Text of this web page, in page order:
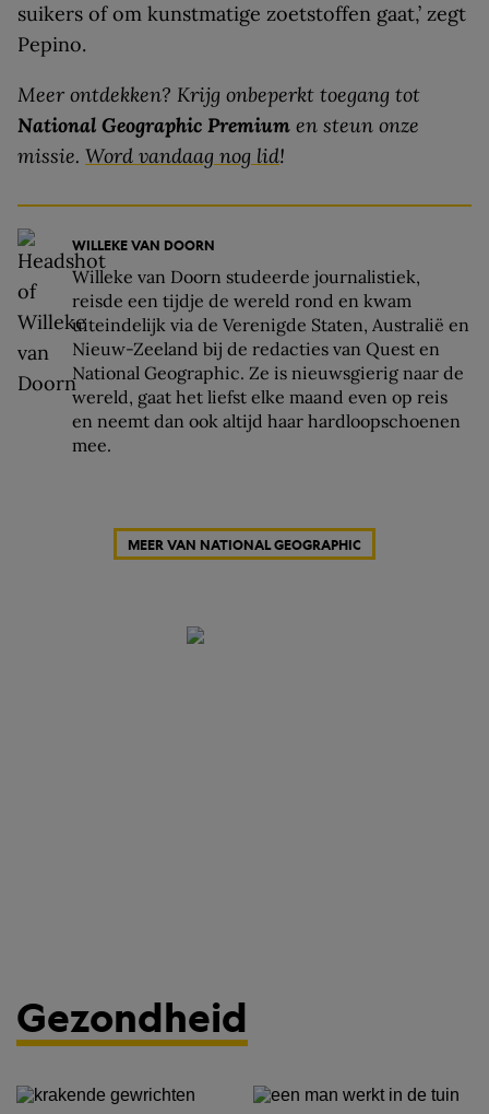
suikers of om kunstmatige zoetstoffen gaat,’ zegt
Pepino.
Meer ontdekken? Krijg onbeperkt toegang tot
National Geographic Premium en steun onze
missie. Word vandaag nog lid!
WILLEKE VAN DOORN
Willeke van Doorn studeerde journalistiek,
reisde een tijdje de wereld rond en kwam
uiteindelijk via de Verenigde Staten, Australië en
Nieuw-Zeeland bij de redacties van Quest en
National Geographic. Ze is nieuwsgierig naar de
wereld, gaat het liefst elke maand even op reis
en neemt dan ook altijd haar hardloopschoenen
mee.
MEER VAN NATIONAL GEOGRAPHIC
Gezondheid